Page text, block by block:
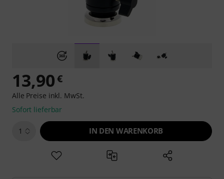
13,90€
Alle Preise inkl. MwSt.
Sofort lieferbar
1 IN DEN WARENKORB